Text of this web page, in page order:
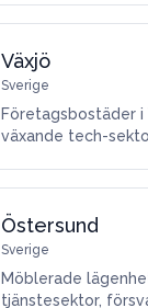
Växjö
Sverige
Företagsbostäder
växande tech-
Östersund
Sverige
Möblerade
tjänstesektor,